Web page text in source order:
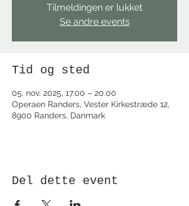
Tilmeldingen er lukket
Se andre events
Tid og sted
05. nov. 2025, 17.00 – 20.00
Operaen Randers, Vester Kirkestræde 12,
8900 Randers, Danmark
Del dette event